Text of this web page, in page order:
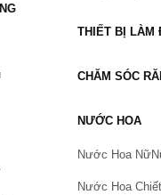
Menturm
Stick
4g
24.000 vnđ/
THIẾT BỊ LÀM
CHĂM SÓC
NƯỚC HOA
Nước Hoa Nữ
Nước Hoa Chiết